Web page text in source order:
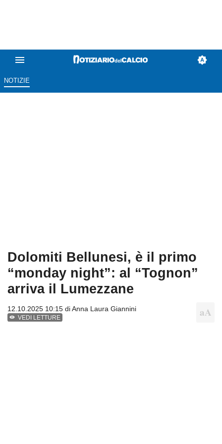
NOTIZIE
Dolomiti Bellunesi, è il primo
“monday night”: al “Tognon”
arriva il Lumezzane
12.10.2025 10:15 diAnna Laura Giannini
VEDI LETTURE